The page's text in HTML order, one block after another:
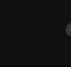
πίσω από κάθε
κομματική